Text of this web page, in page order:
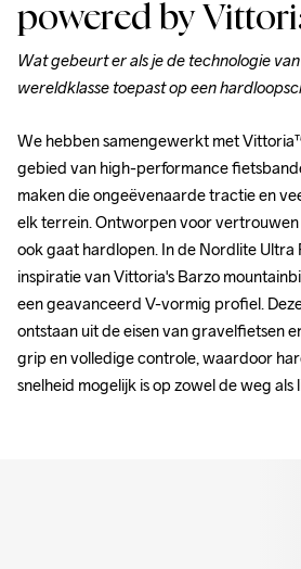
powered by
Wat gebeurt er als je de technologie
wereldklasse toepast op een
We hebben samengewerkt met
gebied van high-performance
maken die ongeëvenaarde tractie en
elk terrein. Ontworpen voor
ook gaat hardlopen. In de Nordlite Ultra
inspiratie van Vittoria's Barzo
een geavanceerd V-vormig profiel.
ontstaan uit de eisen van gravelfietsen
grip en volledige controle, waardoor
snelheid mogelijk is op zowel de weg als